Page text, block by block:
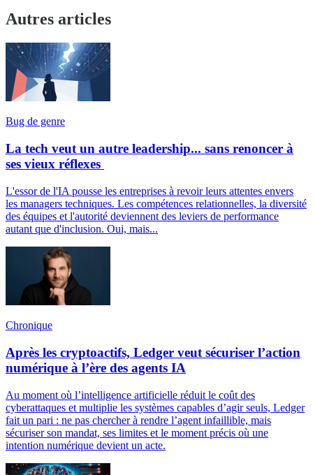
Autres articles
Bug de genre
La tech veut un autre leadership... sans renoncer à
ses vieux réflexes
L'essor de l'IA pousse les entreprises à revoir leurs attentes envers
les managers techniques. Les compétences relationnelles, la diversité
des équipes et l'autorité deviennent des leviers de performance
autant que d'inclusion. Oui, mais...
Chronique
Après les cryptoactifs, Ledger veut sécuriser l’action
numérique à l’ère des agents IA
Au moment où l’intelligence artificielle réduit le coût des
cyberattaques et multiplie les systèmes capables d’agir seuls, Ledger
fait un pari : ne pas chercher à rendre l’agent infaillible, mais
sécuriser son mandat, ses limites et le moment précis où une
intention numérique devient un acte.